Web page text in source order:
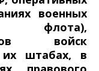
военных
флота),
войск
штабах, в